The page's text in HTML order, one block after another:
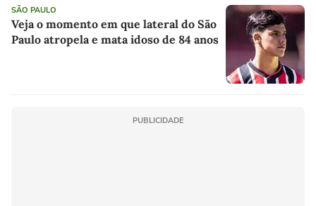
SÃO PAULO
Veja o momento em que lateral do São
Paulo atropela e mata idoso de 84 anos
PUBLICIDADE